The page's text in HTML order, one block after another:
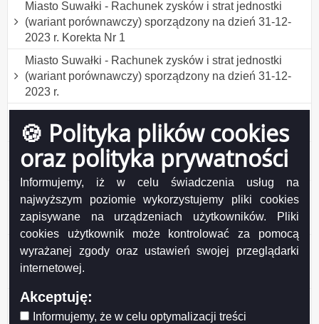
🍪 Polityka plików cookies
oraz polityka prywatności
Informujemy, iż w celu świadczenia usług na
najwyższym poziomie wykorzystujemy pliki cookies
zapisywane na urządzeniach użytkowników. Pliki
cookies użytkownik może kontrolować za pomocą
wyrażanej zgody oraz ustawień swojej przeglądarki
internetowej.
Akceptuję:
Informujemy, że w celu optymalizacji treści
Miasto Suwałki - Rachunek zysków i strat jednostki
(wariant porównawczy) sporządzony na dzień 31-12-
2023 r. Korekta Nr 1
Miasto Suwałki - Rachunek zysków i strat jednostki
(wariant porównawczy) sporządzony na dzień 31-12-
2023 r.
jednostki sporządzone na dzień 31-12-2023 r.
Bilans z wykonania budżetu JST Miasto Suwałki za
2023 r.
Rb-NDS Korekta Nr 2 sprawozdania o nadwyżce /
deficycie jst za okres od początku roku do dnia 31
grudnia roku 2023
Rb-27S Korekta Nr 1 sprawozdanie z wykonania planu
dochodów budżetowych jst za okres od początku roku
do dnia 31 grudnia roku 2023
Rb-28S Korekta Nr 1 sprawozdanie z wykonania planu
wydatków budżetowych jst od początku roku do dnia